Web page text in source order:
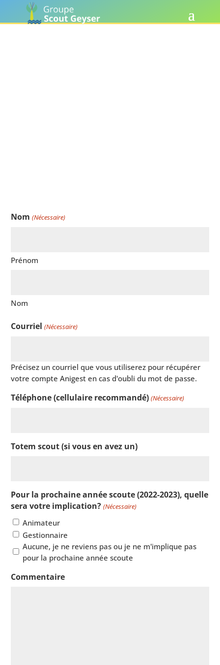
Nom (Nécessaire)
Prénom
Nom
Courriel (Nécessaire)
Précisez un courriel que vous utiliserez pour récupérer
votre compte Anigest en cas d'oubli du mot de passe.
Téléphone (cellulaire recommandé) (Nécessaire)
Totem scout (si vous en avez un)
Pour la prochaine année scoute (2022-2023), quelle
sera votre implication? (Nécessaire)
Animateur
Gestionnaire
Aucune, je ne reviens pas ou je ne m'implique pas
pour la prochaine année scoute
Commentaire